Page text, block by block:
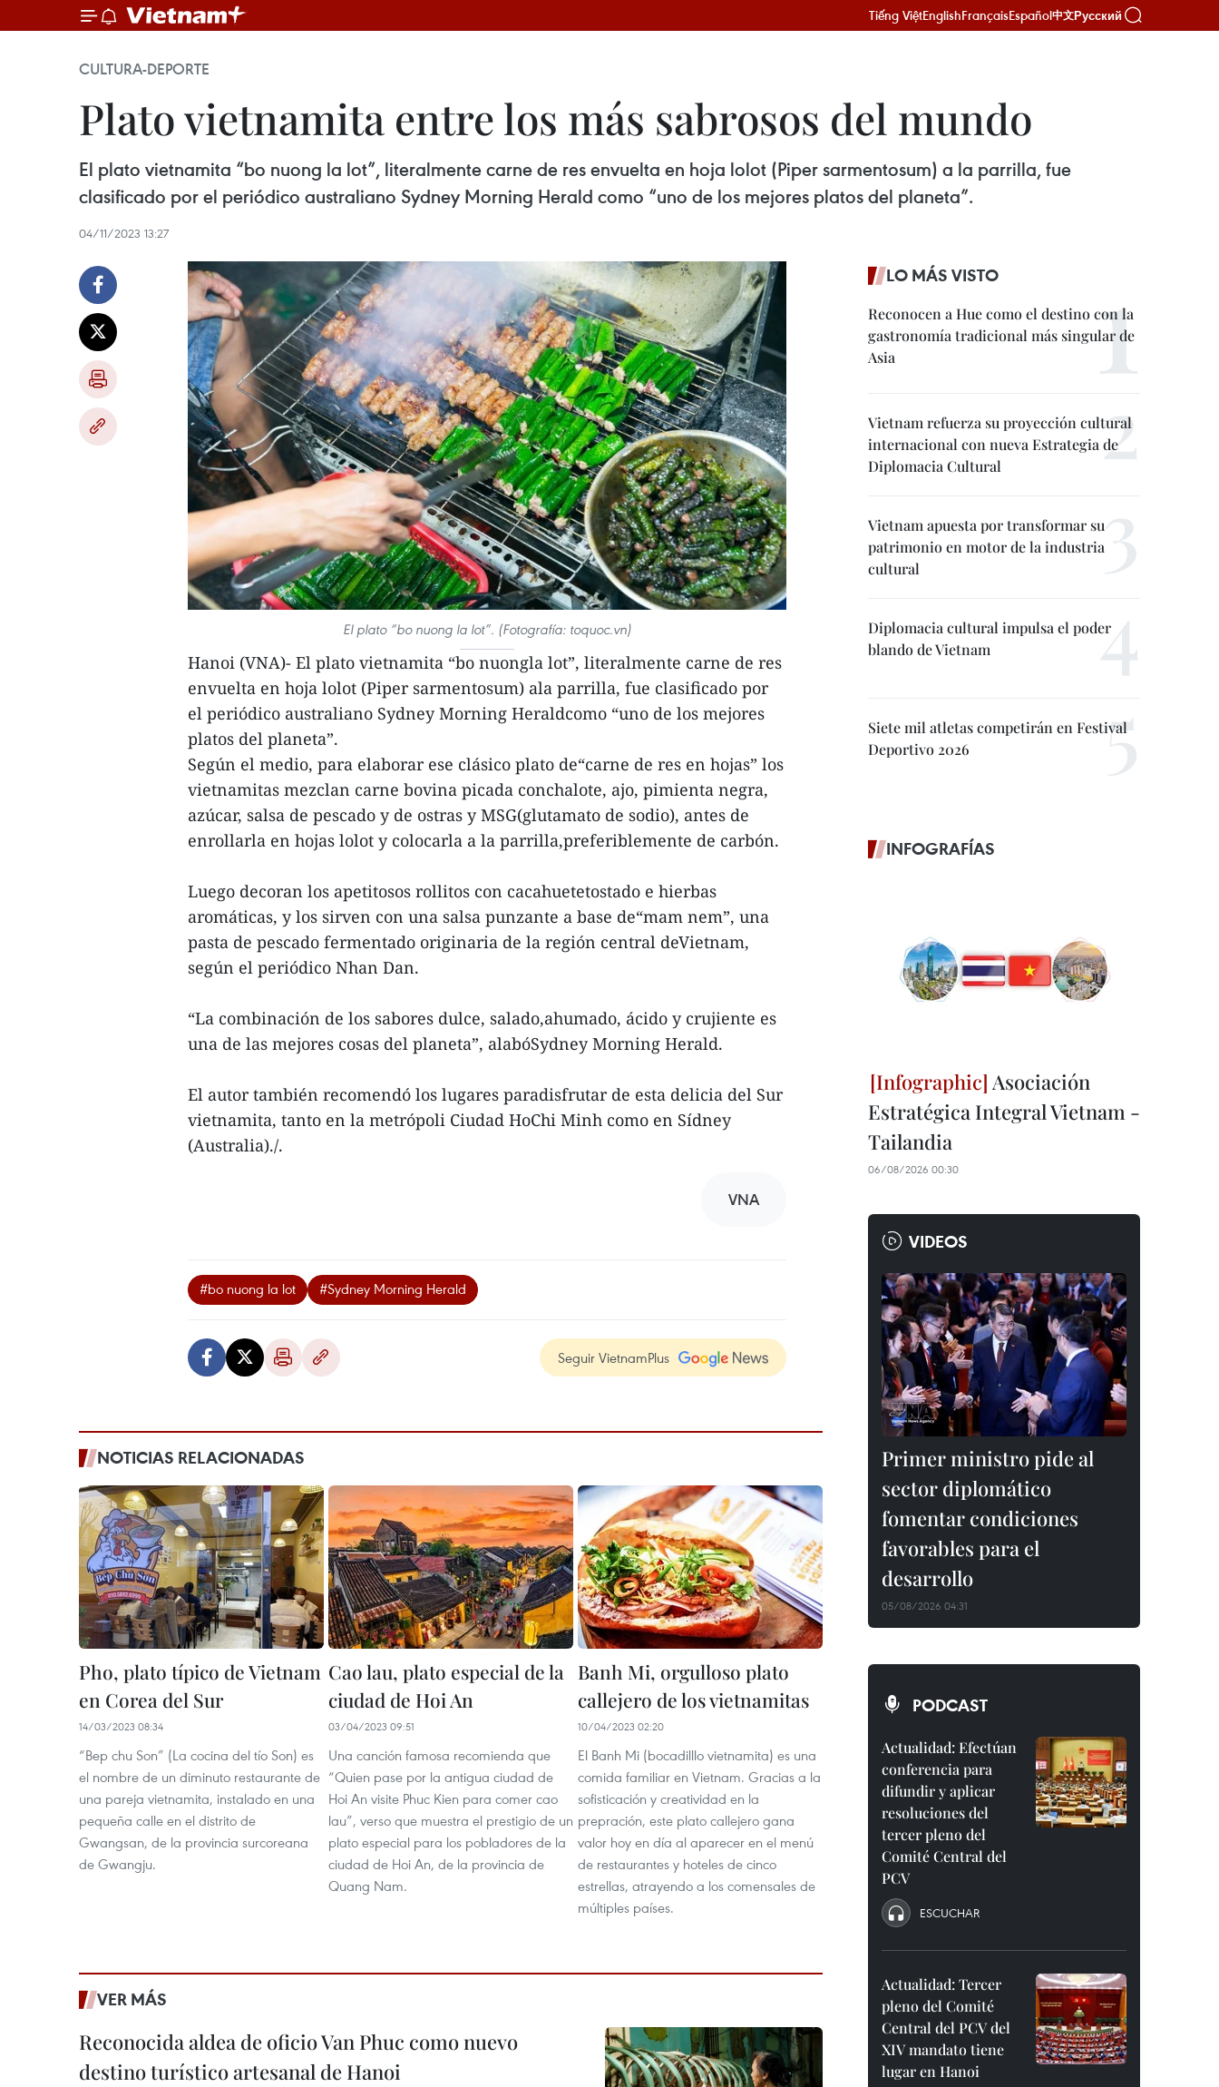
Tiếng ViệtEnglishFrançaisEspañol中文Русский
CULTURA-DEPORTE
Plato vietnamita entre los más sabrosos del mundo
El plato vietnamita “bo nuong la lot”, literalmente carne de res envuelta en hoja lolot (Piper sarmentosum) a la parrilla, fue
clasificado por el periódico australiano Sydney Morning Herald como “uno de los mejores platos del planeta”.
04/11/2023 13:27
El plato “bo nuong la lot”. (Fotografía: toquoc.vn)
Hanoi (VNA)- El plato vietnamita “bo nuongla lot”, literalmente carne de res
envuelta en hoja lolot (Piper sarmentosum) ala parrilla, fue clasificado por
el periódico australiano Sydney Morning Heraldcomo “uno de los mejores
platos del planeta”.
Según el medio, para elaborar ese clásico plato de“carne de res en hojas” los
vietnamitas mezclan carne bovina picada conchalote, ajo, pimienta negra,
azúcar, salsa de pescado y de ostras y MSG(glutamato de sodio), antes de
enrollarla en hojas lolot y colocarla a la parrilla,preferiblemente de carbón.
Luego decoran los apetitosos rollitos con cacahuetetostado e hierbas
aromáticas, y los sirven con una salsa punzante a base de“mam nem”, una
pasta de pescado fermentado originaria de la región central deVietnam,
según el periódico Nhan Dan.
“La combinación de los sabores dulce, salado,ahumado, ácido y crujiente es
una de las mejores cosas del planeta”, alabóSydney Morning Herald.
El autor también recomendó los lugares paradisfrutar de esta delicia del Sur
vietnamita, tanto en la metrópoli Ciudad HoChi Minh como en Sídney
(Australia)./.
VNA
#bo nuong la lot #Sydney Morning Herald
Seguir VietnamPlus
NOTICIAS RELACIONADAS
Pho, plato típico de Vietnam
en Corea del Sur
14/03/2023 08:34
“Bep chu Son” (La cocina del tío Son) es
el nombre de un diminuto restaurante de
una pareja vietnamita, instalado en una
pequeña calle en el distrito de
Gwangsan, de la provincia surcoreana
de Gwangju.
Cao lau, plato especial de la
ciudad de Hoi An
03/04/2023 09:51
Una canción famosa recomienda que
“Quien pase por la antigua ciudad de
Hoi An visite Phuc Kien para comer cao
lau”, verso que muestra el prestigio de un
plato especial para los pobladores de la
ciudad de Hoi An, de la provincia de
Quang Nam.
Banh Mi, orgulloso plato
callejero de los vietnamitas
10/04/2023 02:20
El Banh Mi (bocadilllo vietnamita) es una
comida familiar en Vietnam. Gracias a la
sofisticación y creatividad en la
prepración, este plato callejero gana
valor hoy en día al aparecer en el menú
de restaurantes y hoteles de cinco
estrellas, atrayendo a los comensales de
múltiples países.
VER MÁS
Reconocida aldea de oficio Van Phuc como nuevo
destino turístico artesanal de Hanoi
LO MÁS VISTO
Reconocen a Hue como el destino con la
gastronomía tradicional más singular de
Asia
Vietnam refuerza su proyección cultural
internacional con nueva Estrategia de
Diplomacia Cultural
Vietnam apuesta por transformar su
patrimonio en motor de la industria
cultural
Diplomacia cultural impulsa el poder
blando de Vietnam
Siete mil atletas competirán en Festival
Deportivo 2026
INFOGRAFÍAS
Asociación
Estratégica Integral Vietnam -
Tailandia
06/08/2026 00:30
VIDEOS
Primer ministro pide al
sector diplomático
fomentar condiciones
favorables para el
desarrollo
05/08/2026 04:31
PODCAST
Actualidad: Efectúan
conferencia para
difundir y aplicar
resoluciones del
tercer pleno del
Comité Central del
PCV
ESCUCHAR
Actualidad: Tercer
pleno del Comité
Central del PCV del
XIV mandato tiene
lugar en Hanoi